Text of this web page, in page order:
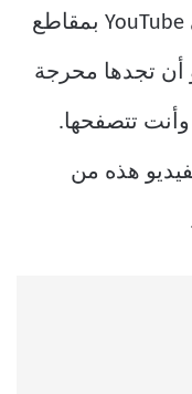
كما ذكرنا أعلاه ، يمكن أن يوصي YouTube بمقاطع
أن تجدها محرجة
تتصفحها.
هذه من